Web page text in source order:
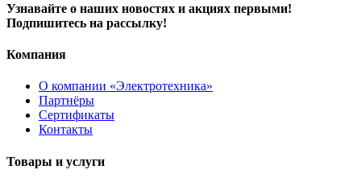
Узнавайте о наших новостях и акциях первыми!
Подпишитесь на рассылку!
Компания
О компании «Электротехника»
Партнёры
Сертификаты
Контакты
Товары и услуги